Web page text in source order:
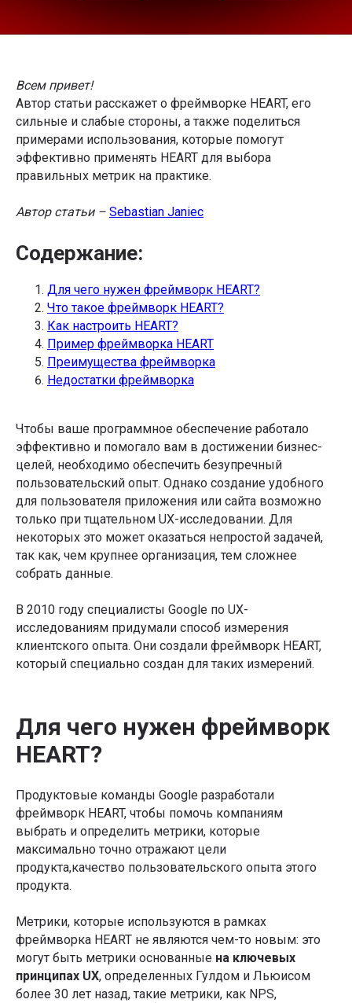
Всем привет!
Автор статьи расскажет о фреймворке HEART, его
сильные и слабые стороны, а также поделиться
примерами использования, которые помогут
эффективно применять HEART для выбора
правильных метрик на практике.
Автор статьи – Sebastian Janiec
Содержание:
Для чего нужен фреймворк HEART?
Что такое фреймворк HEART?
Как настроить HEART?
Пример фреймворка HEART
Преимущества фреймворка
Недостатки фреймворка
Чтобы ваше программное обеспечение работало
эффективно и помогало вам в достижении бизнес-
целей, необходимо обеспечить безупречный
пользовательский опыт. Однако создание удобного
для пользователя приложения или сайта возможно
только при тщательном UX-исследовании. Для
некоторых это может оказаться непростой задачей,
так как, чем крупнее организация, тем сложнее
собрать данные.
В 2010 году специалисты Google по UX-
исследованиям придумали способ измерения
клиентского опыта. Они создали фреймворк HEART,
который специально создан для таких измерений.
Для чего нужен фреймворк
HEART?
Продуктовые команды Google разработали
фреймворк HEART, чтобы помочь компаниям
выбрать и определить метрики, которые
максимально точно отражают цели
продукта,качество пользовательского опыта этого
продукта.
Метрики, которые используются в рамках
фреймворка HEART не являются чем-то новым: это
могут быть метрики основанные на ключевых
принципах UX, определенных Гулдом и Льюисом
более 30 лет назад, такие метрики, как NPS,